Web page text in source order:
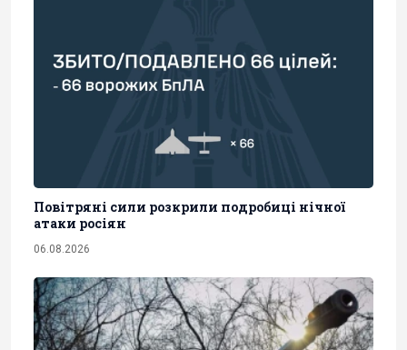
Повітряні сили розкрили подробиці нічної
атаки росіян
06.08.2026